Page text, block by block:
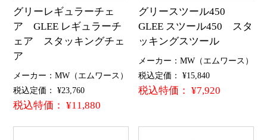
グリーレギュラーチェ
ア GLEE レギュラーチ
ェア スタッキングチェ
ア
メーカー：MW（エムワース）
税込定価： ¥23,760
税込特価： ¥11,880
グリースツール450
GLEE スツール450 スタ
ッキングスツール
メーカー：MW（エムワース）
税込定価： ¥15,840
税込特価： ¥7,920